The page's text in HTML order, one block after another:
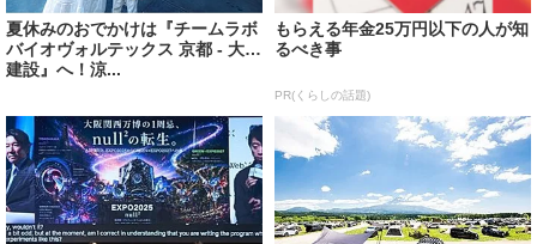
夏休みのおでかけは『チームラボ
バイオヴォルテックス 京都 - 大成
建設』へ！涼...
もらえる年金25万円以下の人が知
るべき事
PR(くらしの話題)